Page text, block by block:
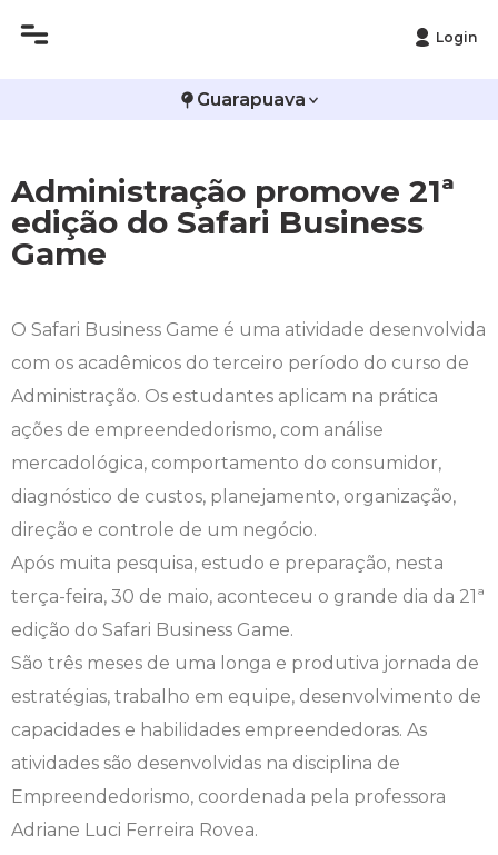
Login
Guarapuava
Administração promove 21ª
edição do Safari Business
Game
O Safari Business Game é uma atividade desenvolvida
com os acadêmicos do terceiro período do curso de
Administração. Os estudantes aplicam na prática
ações de empreendedorismo, com análise
mercadológica, comportamento do consumidor,
diagnóstico de custos, planejamento, organização,
direção e controle de um negócio.
Após muita pesquisa, estudo e preparação, nesta
terça-feira, 30 de maio, aconteceu o grande dia da 21ª
edição do Safari Business Game.
São três meses de uma longa e produtiva jornada de
estratégias, trabalho em equipe, desenvolvimento de
capacidades e habilidades empreendedoras. As
atividades são desenvolvidas na disciplina de
Empreendedorismo, coordenada pela professora
Adriane Luci Ferreira Rovea.
Infraestrutura
Editais
Biomedicina
Ciências Contábeis
Enfermagem
Engenharia Agronômica
Engenharia de Software
Engenharia Elétrica
Engenharia Mecânica
Farmácia
Fisioterapia
Medicina
Atividades Complementares e Sociais
Biblioteca
Calendário de Provas
Carteirinha de Estudante
Ensalamento
Horário de Aulas
Manual do Acadêmico
Manual de Formatura
Manual de Trabalhos Acadêmicos
Minha Biblioteca
CPA
COLAP
Comitê de Ética em Pesquisa
Diploma Digital
Editais
Extensão
Infocampo
Intercampo
Logos Campo Real
NAPP e NAPC